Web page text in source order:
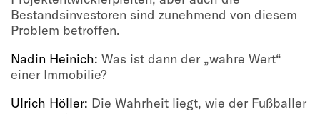
Bestandsinvestoren sind zunehmend von diesem
Problem betroffen.
Nadin Heinich: Was ist dann der „wahre Wert“
einer Immobilie?
Ulrich Höller: Die Wahrheit liegt, wie der Fußballer